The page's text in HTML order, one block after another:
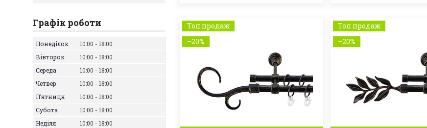
Топ продаж
–20%
Топ продаж
–20%
Графік роботи
Понеділок 10:00
18:00
Вівторок
10:00
18:00
Середа
10:00
18:00
Четвер
10:00
18:00
Пʼятниця
10:00
18:00
Субота
10:00
18:00
Неділя
10:00 18:00